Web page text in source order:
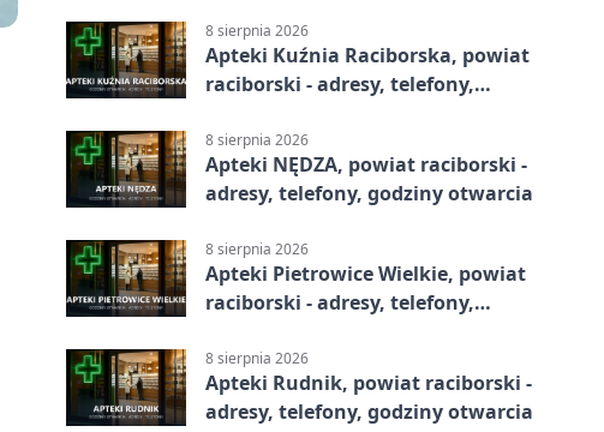
8 sierpnia 2026
Apteki Kuźnia Raciborska, powiat
raciborski - adresy, telefony,
8 sierpnia 2026
Apteki NĘDZA, powiat raciborski -
adresy, telefony, godziny otwarcia
8 sierpnia 2026
Apteki Pietrowice Wielkie, powiat
raciborski - adresy, telefony,
8 sierpnia 2026
Apteki Rudnik, powiat raciborski -
adresy, telefony, godziny otwarcia